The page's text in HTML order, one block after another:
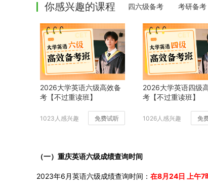
你感兴趣的课程 四六级备考 考研备考
2026大学英语六级高效备
考【不过重读班】
1023人感兴趣 免费试听
2026大学英语四级
考【不过重读班】
1026人感兴趣 免
（一）重庆英语六级成绩查询时间
2023年6月英语六级成绩查询时间： 在8月24日 上午7